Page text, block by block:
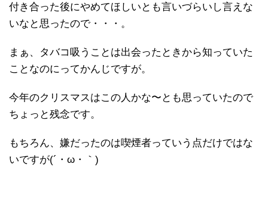
付き合った後にやめてほしいとも言いづらいし言えな
いなと思ったので・・・。
まぁ、タバコ吸うことは出会ったときから知っていた
ことなのにってかんじですが。
今年のクリスマスはこの人かな〜とも思っていたので
ちょっと残念です。
もちろん、嫌だったのは喫煙者っていう点だけではな
いですが(´・ω・｀)